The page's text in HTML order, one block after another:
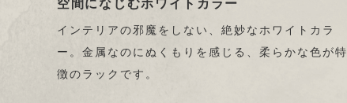
空間になじむホワイトカラー
インテリアの邪魔をしない、絶妙なホワイトカラ
ー。金属なのにぬくもりを感じる、柔らかな色が特
徴のラックです。